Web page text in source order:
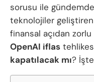
sorusu ile
teknolojiler
finansal açıdan
OpenAI iflas
kapatılacak mı?